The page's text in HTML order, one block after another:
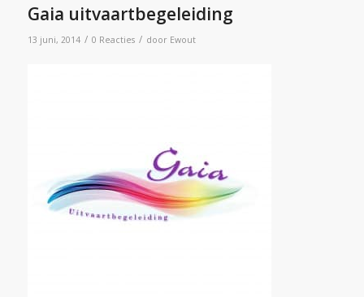
Gaia uitvaartbegeleiding
13 juni, 2014 / 0 Reacties / door Ewout